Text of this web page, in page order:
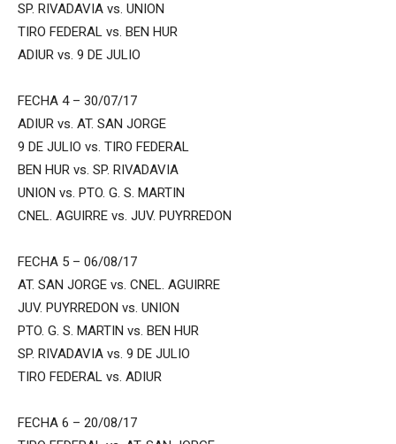
SP. RIVADAVIA vs. UNION
TIRO FEDERAL vs. BEN HUR
ADIUR vs. 9 DE JULIO
FECHA 4 – 30/07/17
ADIUR vs. AT. SAN JORGE
9 DE JULIO vs. TIRO FEDERAL
BEN HUR vs. SP. RIVADAVIA
UNION vs. PTO. G. S. MARTIN
CNEL. AGUIRRE vs. JUV. PUYRREDON
FECHA 5 – 06/08/17
AT. SAN JORGE vs. CNEL. AGUIRRE
JUV. PUYRREDON vs. UNION
PTO. G. S. MARTIN vs. BEN HUR
SP. RIVADAVIA vs. 9 DE JULIO
TIRO FEDERAL vs. ADIUR
FECHA 6 – 20/08/17